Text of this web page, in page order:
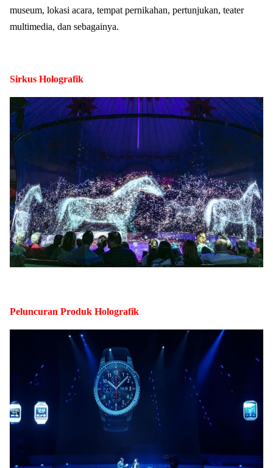
museum, lokasi acara, tempat pernikahan, pertunjukan, teater
multimedia, dan sebagainya.
Sirkus Holografik
Peluncuran Produk Holografik